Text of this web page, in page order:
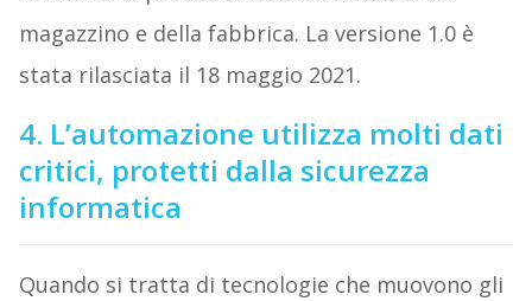
magazzino e della fabbrica. La versione 1.0 è
stata rilasciata il 18 maggio 2021.
4. L’automazione utilizza molti dati
critici, protetti dalla sicurezza
informatica
Quando si tratta di tecnologie che muovono gli